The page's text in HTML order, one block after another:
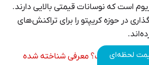
است که نوسانات قیمتی بالایی دارند.
در حوزه کریپتو را برای تراکنش‌های
کوین چیست؟ معرفی شناخته شده
لحظه‌ای